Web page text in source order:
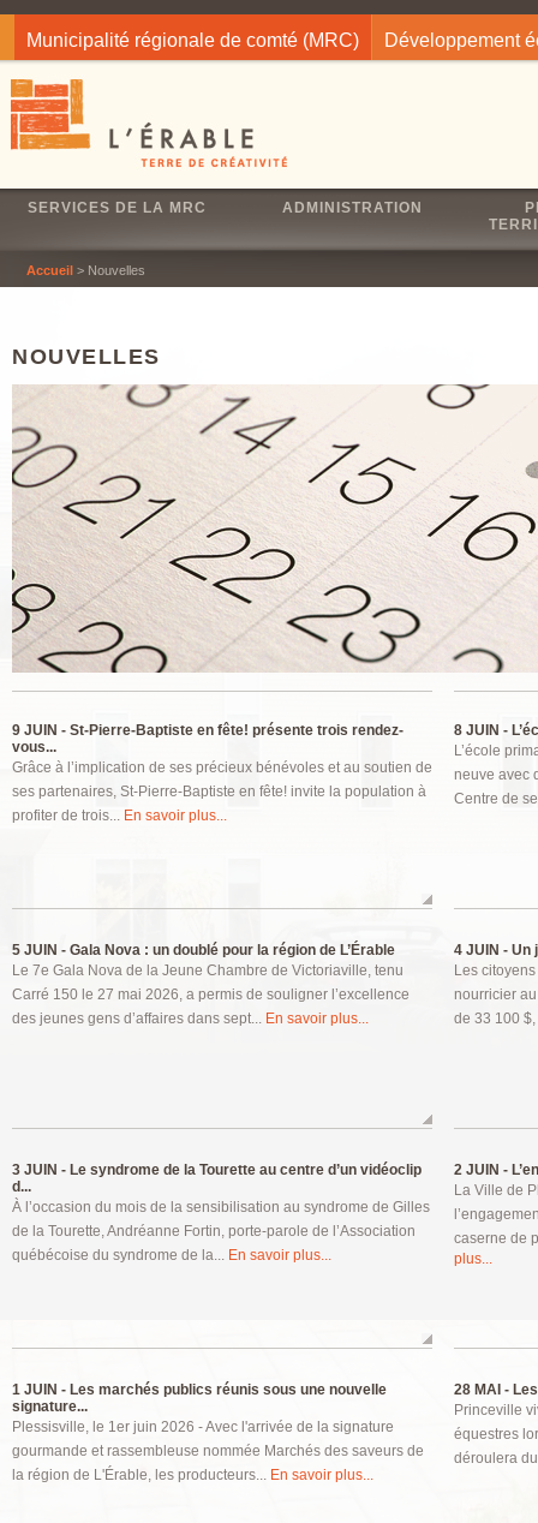
Municipalité régionale de comté (MRC) Développement
SERVICES DE LA MRC ADMINISTRATION
Accueil > Nouvelles
NOUVELLES
9 JUIN - St-Pierre-Baptiste en fête! présente trois rendez-
vous...
Grâce à l’implication de ses précieux bénévoles et au soutien de
ses partenaires, St-Pierre-Baptiste en fête! invite la population à
profiter de trois... En savoir plus...
8 JUIN -
L’école
neuve avec
Centre de
5 JUIN - Gala Nova : un doublé pour la région de L’Érable
Le 7e Gala Nova de la Jeune Chambre de Victoriaville, tenu
Carré 150 le 27 mai 2026, a permis de souligner l’excellence
des jeunes gens d’affaires dans sept... En savoir plus...
4 JUIN - Un
Les
nourricier
de 33 100
3 JUIN - Le syndrome de la Tourette au centre d’un vidéoclip
d...
À l’occasion du mois de la sensibilisation au syndrome de Gilles
de la Tourette, Andréanne Fortin, porte-parole de l’Association
québécoise du syndrome de la... En savoir plus...
2 JUIN -
La Ville de
caserne de
plus...
1 JUIN - Les marchés publics réunis sous une nouvelle
signature...
Plessisville, le 1er juin 2026 - Avec l'arrivée de la signature
gourmande et rassembleuse nommée Marchés des saveurs de
la région de L'Érable, les producteurs... En savoir plus...
28 MAI -
Princeville
équestres
déroulera
Pages